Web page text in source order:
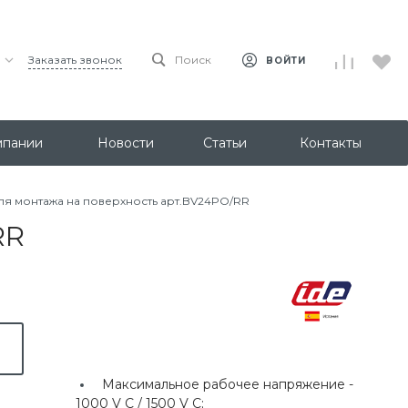
Заказать звонок Поиск ВОЙТИ
Новости Статьи Контакты
монтажа на поверхность арт.BV24PO/RR
Максимальное рабочее напряжение -
1000 V C / 1500 V C;